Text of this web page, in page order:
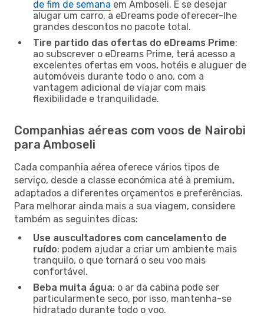
de fim de semana em Amboseli. E se desejar
alugar um carro, a eDreams pode oferecer-lhe
grandes descontos no pacote total.
Tire partido das ofertas do eDreams Prime:
ao subscrever o eDreams Prime, terá acesso a
excelentes ofertas em voos, hotéis e aluguer de
automóveis durante todo o ano, com a
vantagem adicional de viajar com mais
flexibilidade e tranquilidade.
Companhias aéreas com voos de Nairobi
para Amboseli
Cada companhia aérea oferece vários tipos de
serviço, desde a classe económica até à premium,
adaptados a diferentes orçamentos e preferências.
Para melhorar ainda mais a sua viagem, considere
também as seguintes dicas:
Use auscultadores com cancelamento de
ruído: podem ajudar a criar um ambiente mais
tranquilo, o que tornará o seu voo mais
confortável.
Beba muita água: o ar da cabina pode ser
particularmente seco, por isso, mantenha-se
hidratado durante todo o voo.